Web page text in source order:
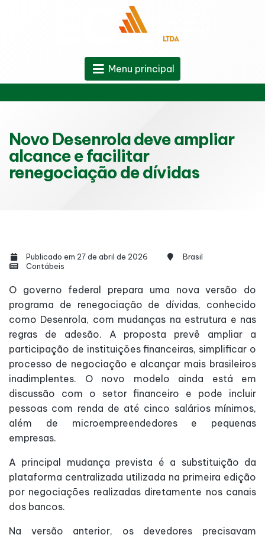
Menu principal
Novo Desenrola deve ampliar
alcance e facilitar
renegociação de dívidas
Publicado em 27 de abril de 2026
Brasil
Contábeis
O governo federal prepara uma nova versão do
programa de renegociação de dívidas, conhecido
como Desenrola, com mudanças na estrutura e nas
regras de adesão. A proposta prevê ampliar a
participação de instituições financeiras, simplificar o
processo de negociação e alcançar mais brasileiros
inadimplentes. O novo modelo ainda está em
discussão com o setor financeiro e pode incluir
pessoas com renda de até cinco salários mínimos,
além de microempreendedores e pequenas
empresas.
A principal mudança prevista é a substituição da
plataforma centralizada utilizada na primeira edição
por negociações realizadas diretamente nos canais
dos bancos.
Na versão anterior, os devedores precisavam